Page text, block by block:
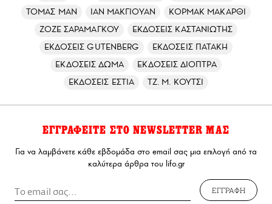
ΤΟΜΑΣ ΜΑΝ
ΙΑΝ ΜΑΚΓΙΟΥΑΝ
ΚΟΡΜΑΚ ΜΑΚΑΡΘΙ
ΖΟΖΕ ΣΑΡΑΜΑΓΚΟΥ
ΕΚΔΟΣΕΙΣ ΚΑΣΤΑΝΙΩΤΗΣ
ΕΚΔΟΣΕΙΣ GUTENBERG
ΕΚΔΟΣΕΙΣ ΠΑΤΑΚΗ
ΕΚΔΟΣΕΙΣ ΔΩΜΑ
ΕΚΔΟΣΕΙΣ ΔΙΟΠΤΡΑ
ΕΚΔΟΣΕΙΣ ΕΣΤΙΑ
ΤΖ. Μ. ΚΟΥΤΣΙ
ΕΓΓΡΑΦΕΙΤΕ ΣΤΟ NEWSLETTER ΜΑΣ
Για να λαμβάνετε κάθε εβδομάδα στο email σας μια επιλογή από τα
καλύτερα άρθρα του lifo.gr
ΕΓΓΡΑΦΗ